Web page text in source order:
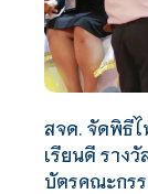
สจด. จัดพิธีไ
เรียนดี ราง
บัตรคณะกรร